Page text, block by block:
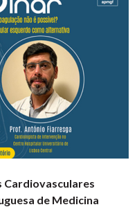
Cardiovasculares
de Medicina